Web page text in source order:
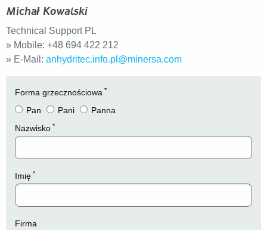
Michał Kowalski
Technical Support PL
» Mobile: +48 694 422 212
» E-Mail: anhydritec.info.pl@minersa.com
Forma grzecznościowa *
Pan Pani
Panna
Nazwisko *
Imię *
Firma